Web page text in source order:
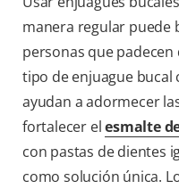
manera regular puede
personas que
tipo de enjuague
ayudan a adormecer
fortalecer elesmalte
con pastas de dientes
como solución única.